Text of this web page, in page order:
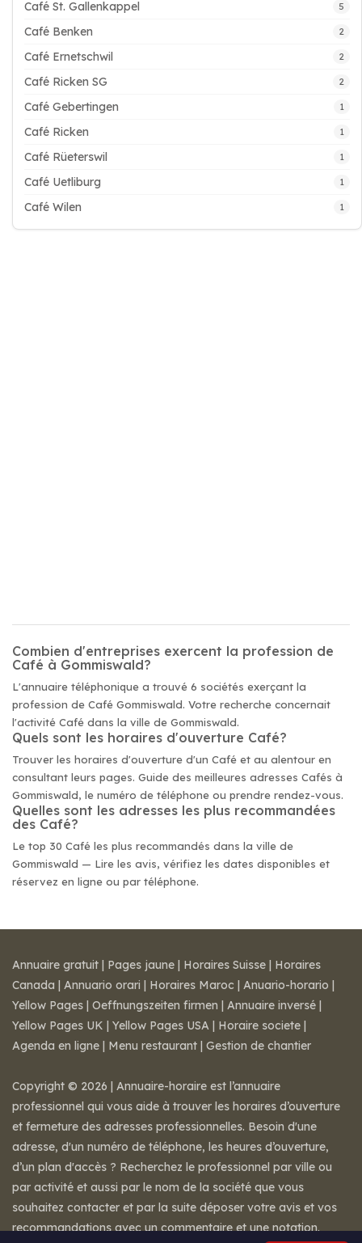
Café St. Gallenkappel 5
Café Benken 2
Café Ernetschwil 2
Café Ricken SG 2
Café Gebertingen 1
Café Ricken 1
Café Rüeterswil 1
Café Uetliburg 1
Café Wilen 1
Combien d'entreprises exercent la profession de
Café à Gommiswald?
L'annuaire téléphonique a trouvé 6 sociétés exerçant la
profession de Café Gommiswald. Votre recherche concernait
l'activité Café dans la ville de Gommiswald.
Quels sont les horaires d'ouverture Café?
Trouver les horaires d'ouverture d'un Café et au alentour en
consultant leurs pages. Guide des meilleures adresses Cafés à
Gommiswald, le numéro de téléphone ou prendre rendez-vous.
Quelles sont les adresses les plus recommandées
des Café?
Le top 30 Café les plus recommandés dans la ville de
Gommiswald — Lire les avis, vérifiez les dates disponibles et
réservez en ligne ou par téléphone.
Annuaire gratuit | Pages jaune | Horaires Suisse | Horaires
Canada | Annuario orari | Horaires Maroc | Anuario-horario |
Yellow Pages | Oeffnungszeiten firmen | Annuaire inversé |
Yellow Pages UK | Yellow Pages USA | Horaire societe |
Agenda en ligne | Menu restaurant | Gestion de chantier
Copyright © 2026 | Annuaire-horaire est l’annuaire
professionnel qui vous aide à trouver les horaires d’ouverture
et fermeture des adresses professionnelles. Besoin d'une
adresse, d'un numéro de téléphone, les heures d’ouverture,
d’un plan d'accès ? Recherchez le professionnel par ville ou
par activité et aussi par le nom de la société que vous
souhaitez contacter et par la suite déposer votre avis et vos
recommandations avec un commentaire et une notation.